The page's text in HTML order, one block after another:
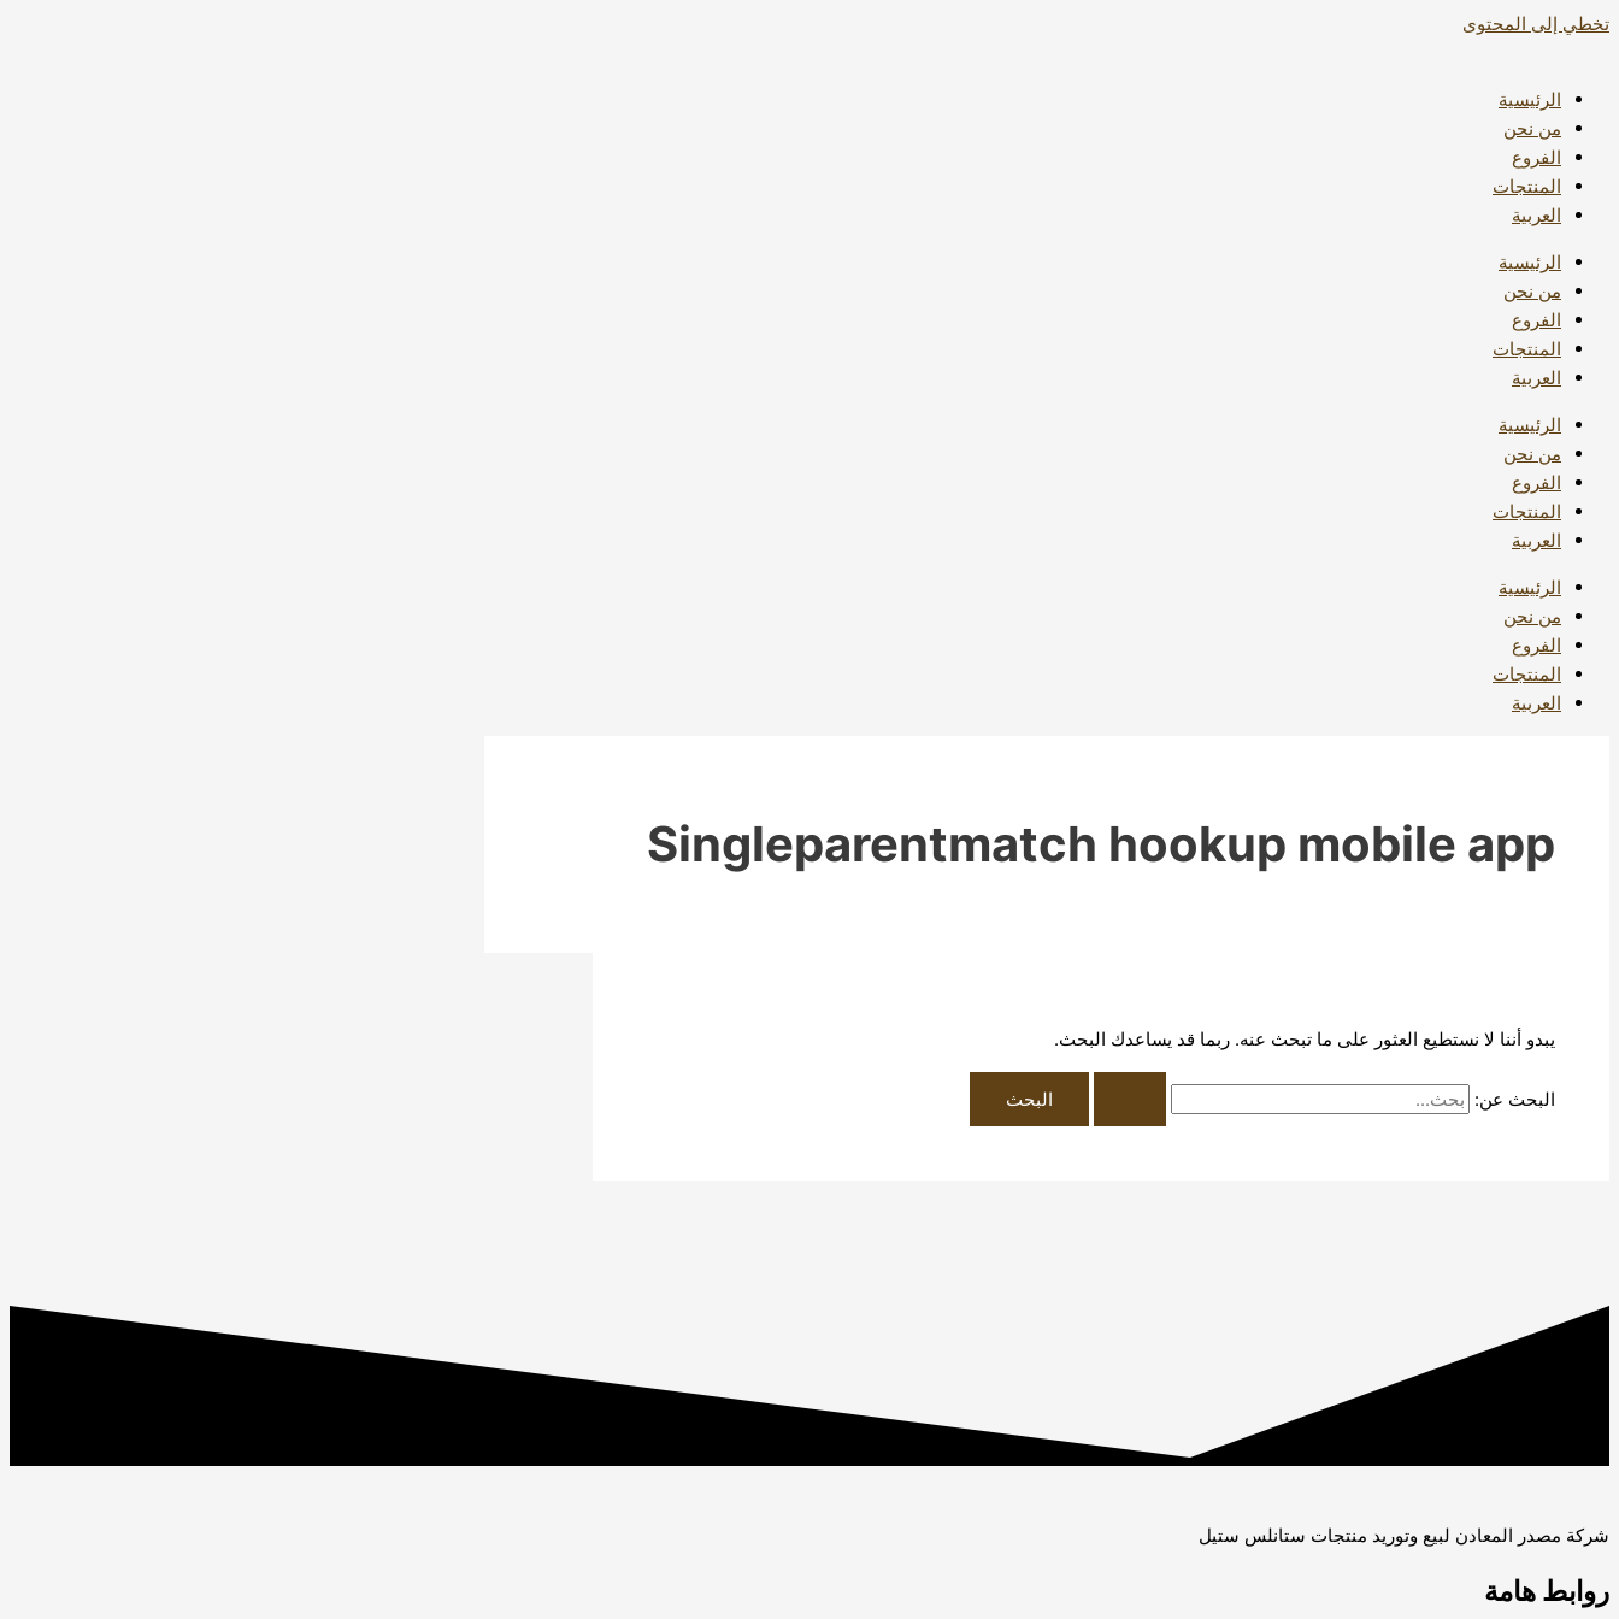
تخطي إلى المحتوى
الرئيسية
من نحن
الفروع
المنتجات
العربية
الرئيسية
من نحن
الفروع
المنتجات
العربية
الرئيسية
من نحن
الفروع
المنتجات
العربية
الرئيسية
من نحن
الفروع
المنتجات
العربية
Singleparentmatch hookup mobile app
يبدو أننا لا نستطيع العثور على ما تبحث عنه. ربما قد يساعدك البحث.
البحث عن:
شركة مصدر المعادن لبيع وتوريد منتجات ستانلس ستيل
روابط هامة